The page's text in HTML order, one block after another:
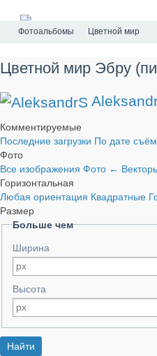
Фотоальбомы Цветной мир
Цветной мир Эбру
Комментируемые
Последние загрузки По дате
Фото
Все изображения Фото ←
Горизонтальная
Любая ориентация Квадратные
Размер
Больше чем
Ширина
Высота